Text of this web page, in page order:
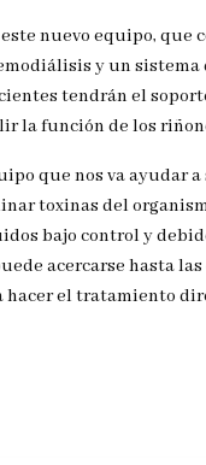
nuevo equipo, que
y un sistema
tendrán el
la función de los
que nos va ayudar
toxinas del
bajo control y
acercarse hasta las
hacer el tratamiento